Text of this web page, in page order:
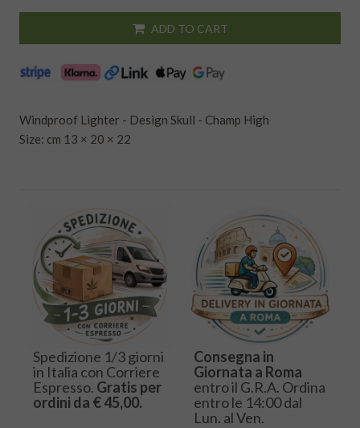
ADD TO CART
Windproof Lighter - Design Skull - Champ High
Size: cm 13 × 20 × 22
Spedizione 1/3 giorni
in Italia con Corriere
Espresso. Gratis per
ordini da € 45,00.
Consegna in
Giornata a Roma
entro il G.R.A. Ordina
entro le 14:00 dal
Lun. al Ven.